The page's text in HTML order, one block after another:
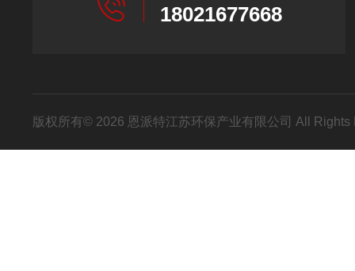
18021677668
版权所有© 2026 恩派特江苏环保产业有限公司 All